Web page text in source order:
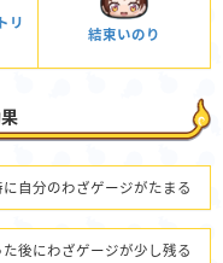
リ
結束いのり
自分のわざゲージがたまる
後にわざゲージが少し残る